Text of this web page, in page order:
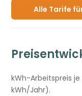
Alle Tarife
kWh-Arbeitspreis je
kWh/Jahr).